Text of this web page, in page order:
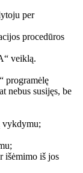
per
procedūros
veiklą.
programėlę
nebus susijęs, be
vykdymu;
išėmimo iš jos